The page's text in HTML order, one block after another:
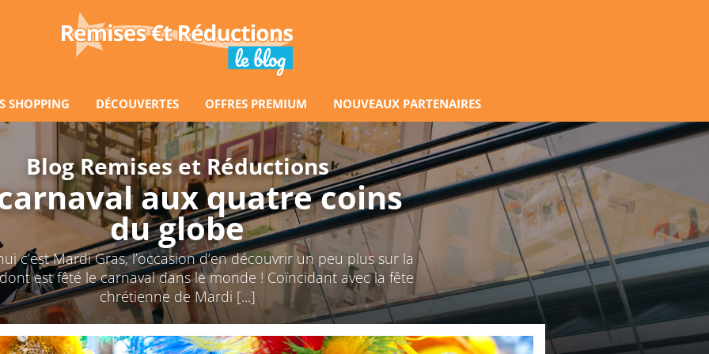
SHOPPING DÉCOUVERTES OFFRES PREMIUM NOUVEAUX PARTENAIRES
Blog Remises et Réductions
aux quatre coins
du globe
c’est Mardi Gras, l’occasion d’en découvrir un peu plus sur la
est fêté le carnaval dans le monde ! Coïncidant avec la fête
chrétienne de Mardi [...]